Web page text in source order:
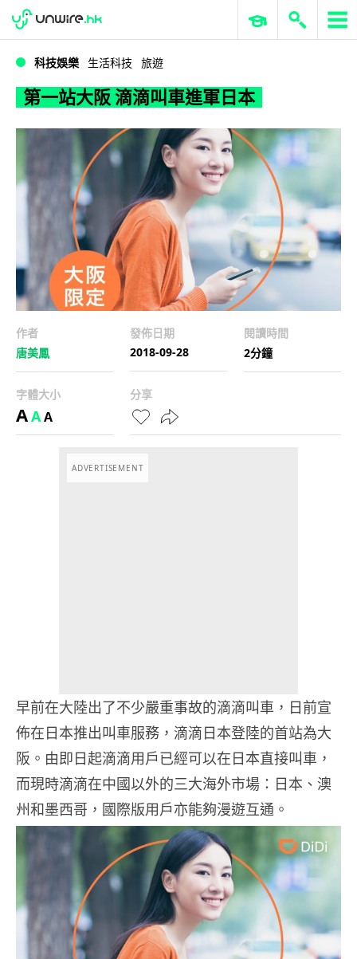
第一站大阪 滴滴叫車進軍日本
WWDC 2026 ERP 與商業 AI
科技娛樂 生活科技 旅遊
第一站大阪 滴滴叫車進軍日本
作者
唐美鳳
發佈日期
2018-09-28
閱讀時間
2分鐘
字體大小
AAA
分享
ADVERTISEMENT
早前在大陸出了不少嚴重事故的滴滴叫車，日前宣
佈在日本推出叫車服務，滴滴日本登陸的首站為大
阪。由即日起滴滴用戶已經可以在日本直接叫車，
而現時滴滴在中國以外的三大海外市場：日本、澳
州和墨西哥，國際版用戶亦能夠漫遊互通。